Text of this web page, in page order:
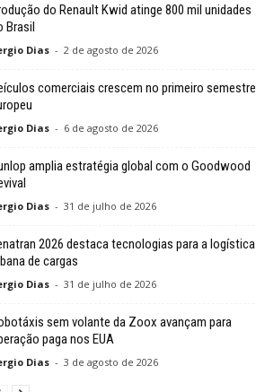
do Renault Kwid atinge 800 mil unidades
Brasil
Dias - 2 de agosto de 2026
comerciais crescem no primeiro semestre
Dias - 6 de agosto de 2026
amplia estratégia global com o Goodwood
Dias - 31 de julho de 2026
2026 destaca tecnologias para a logística
de cargas
Dias - 31 de julho de 2026
sem volante da Zoox avançam para
paga nos EUA
Dias - 3 de agosto de 2026